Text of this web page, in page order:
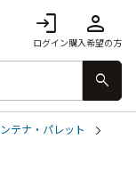
login
ログイン
person
購入希望の方
search
テナ・パレット